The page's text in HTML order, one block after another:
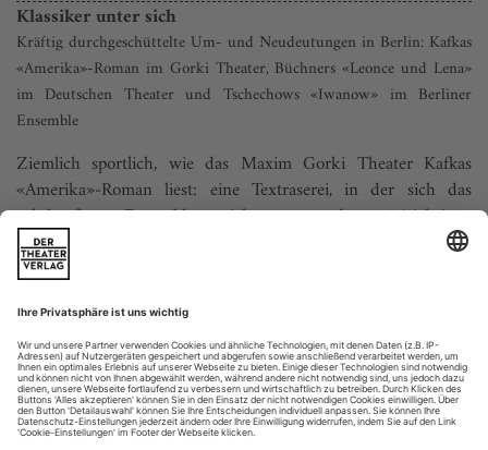
Klassiker unter sich
Kräftig durchgeschüttelte Um- und Neudeutungen in Berlin: Kafkas
«Amerika»-Roman im Gorki Theater, Büchners «Leonce und Lena»
im Deutschen Theater und Tschechows «Iwanow» im Berliner
Ensemble
Ziemlich sportlich, wie das Maxim Gorki Theater Kafkas
«Amerika»-Roman liest: eine Textraserei, in der sich das
achtköpfige Ensemble nicht nur den 16-jährigen
Protagonisten Karl Roßmann reihum zuwirft, auf kreiselnder
Drehbühne im Dauerlauf durch den Szenenparcours hechtet,
Körpern switcht, getrieben von...
Ausgestorben und doch ganz lebendig
Ariane Koch «Die toten Freunde (Dinosauriermonologe)» (U) am
Theater Kaiserslautern